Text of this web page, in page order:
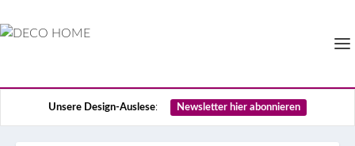
Unsere Design-Auslese: Newsletter hier abonnieren